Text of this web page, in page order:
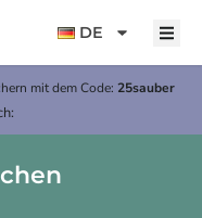
DE
mit dem Code: 25sauber